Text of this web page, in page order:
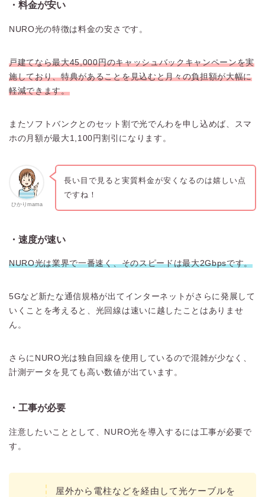
・料金が安い
NURO光の特徴は料金の安さです。
戸建てなら最大45,000円のキャッシュバックキャンペーンを実
施しており、特典があることを見込むと月々の負担額が大幅に
軽減できます。
またソフトバンクとのセット割で光でんわを申し込めば、スマ
ホの月額が最大1,100円割引になります。
ひかりmama
長い目で見ると実質料金が安くなるのは嬉しい点
ですね！
・速度が速い
NURO光は業界で一番速く、そのスピードは最大2Gbpsです。
5Gなど新たな通信規格が出てインターネットがさらに発展して
いくことを考えると、光回線は速いに越したことはありませ
ん。
さらにNURO光は独自回線を使用しているので混雑が少なく、
計測データを見ても高い数値が出ています。
・工事が必要
注意したいこととして、NURO光を導入するには工事が必要で
す。
屋外から電柱などを経由して光ケーブルを